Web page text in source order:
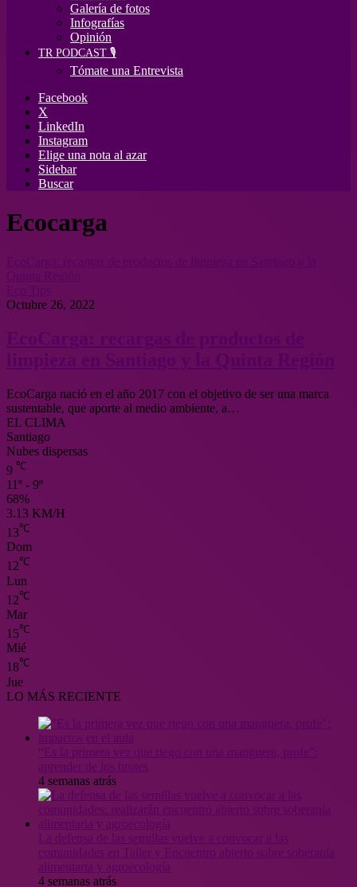
Galería de fotos
Infografías
Opinión
TR PODCAST 🎙️
Tómate una Entrevista
Facebook
X
LinkedIn
Instagram
Elige una nota al azar
Sidebar
Buscar
Ecocarga
Octubre 26, 2022
EcoCarga nació en el año 2017 con el objetivo de ser una marca
sustentable, que aporte al medio ambiente, a…
EL CLIMA
Santiago
Nubes dispersas
9 ℃
11º - 9º
68%
3.13 KM/H
13℃
Dom
12℃
Lun
12℃
Mar
15℃
Mié
18℃
Jue
LO MÁS RECIENTE
4 semanas atrás
4 semanas atrás